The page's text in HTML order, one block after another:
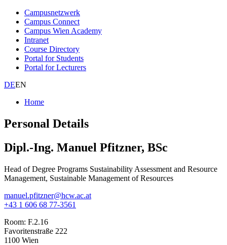
Campusnetzwerk
Campus Connect
Campus Wien Academy
Intranet
Course Directory
Portal for Students
Portal for Lecturers
DEEN
Home
Personal Details
Dipl.-Ing. Manuel Pfitzner, BSc
Head of Degree Programs Sustainability Assessment and Resource
Management, Sustainable Management of Resources
manuel.pfitzner@hcw.ac.at
+43 1 606 68 77-3561
Room: F.2.16
Favoritenstraße 222
1100 Wien